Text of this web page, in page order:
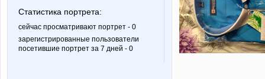
Статистика портрета:
сейчас просматривают портрет - 0
зарегистрированные пользователи
посетившие портрет за 7 дней - 0